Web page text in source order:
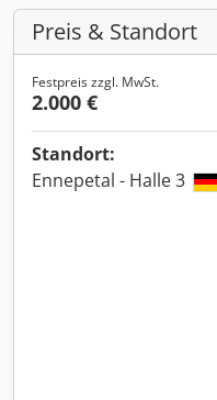
Preis & Standort
Festpreis zzgl. MwSt.
2.000 €
Standort:
Ennepetal - Halle 3